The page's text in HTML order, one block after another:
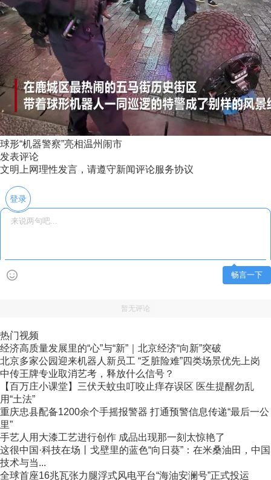
球形“机器警察”亮相温州闹市
发表评论
文明上网理性发言，请遵守新闻评论服务协议
登录
畅言一下
暂无评论
热门视频
经济高质量发展里的“心”与“新”｜北京经济“向新”突破
北京多家公园迎来机器人新员工 “乏脏险难”四类场景优先上岗
中传王牌专业取消艺考，释放什么信号？
【百万庄小课堂】三伏天蚊虫叮咬止痒存误区 医生提醒勿乱
用“土法”
重庆忠县配备1200余个手摇报警器 打通预警信息传递“最后一公
里”
手艺人用大漆工艺进行创作 成品出现那一刻太惊艳了
这很中国·科技在场丨戈壁里的蓝色“向日葵”：在米桑油田，中国
技术与当...
全球首座16兆瓦张力腿浮式风电平台“海油安澜号”正式投运